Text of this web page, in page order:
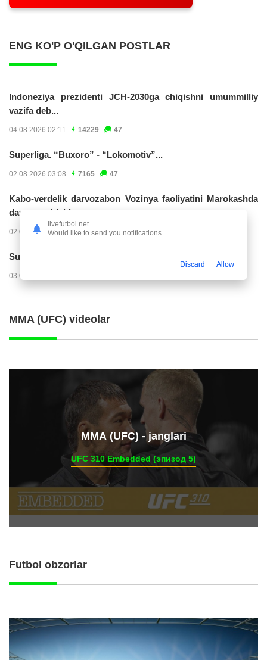
ENG KO'P O'QILGAN POSTLAR
Indoneziya prezidenti JCH-2030ga chiqishni umummilliy
vazifa deb...
04.08.2026 02:11 14229 47
Superliga. “Buxoro” - “Lokomotiv”...
02.08.2026 03:08 7165 47
Kabo-verdelik darvozabon Vozinya faoliyatini Marokashda
davom ettirishi...
02.08.2026 01:08 3912 47
Superliga. "Dinamo" – "Neftchi" (matnli...
03.08.2026 20:32
MMA (UFC) videolar
ММА (UFC) - janglari
UFC 310 Embedded (эпизод 5)
Futbol obzorlar
livefutbol.net
Would like to send you notifications
Discard Allow